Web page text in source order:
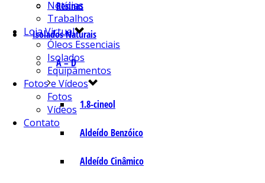
Resinas
Isolados Naturais
A – D
1.8-cineol
Aldeído Benzóico
Aldeído Cinâmico
Notícias
Trabalhos
Loja Virtual
Óleos Essenciais
Isolados
Equipamentos
Fotos e Vídeos
Fotos
Vídeos
Contato